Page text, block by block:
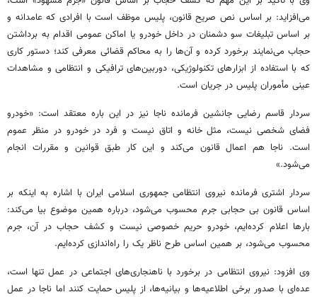
می‌افزاید: بر اساس نص صریح قانون، پلیس موظف است با افرادی که عامدانه و
بر اساس تبلیغات سودشمنان در داخل خودرو یا اماکن عمومی اقدام به برداشتن
حجاب می‌نمایند برخورد کرده و آن‌ها را به محاکم قضائی معرفی کند؛ دستور کاری
که با استفاده از ابزارهای تکنولوژیکی، دوربین‌های ترافیکی و انتظامی و مشاهدات
عینی مأموران پلیس در جریان است.
سردار قاسم رضایی جانشین فرمانده ناجا نیز در این باره معتقد است: «خودرو
فضای شخصی نیست، مثل خانه و اتاق نیست و فرد در خودرو در منظر عموم
است. ناجا هم اعمال قانون می‌کند و این کار طبق قوانین و مقررات انجام
می‌شود.»
سردار اشتری فرمانده نیروی انتظامی جمهوری اسلامی ایران با اشاره به اینکه بر
اساس قانون بی حجابی جرم محسوب می‌شود، درباره همین موضوع بیا می‌کند:
بارها اعلام کرده‌ایم، خودرو حریم خصوصی نیست و کشف حجاب در آن، جرم
محسوب می‌شود، بر همین اساس طرح ناظر یک را راه‌اندازی کرده‌ایم.
وی افزود: نیروی انتظامی در برخورد با ناهنجاری‌های اجتماعی در عمل تنها است،
عده‌ای با صدور برخی اطلاعیه‌ها و بیانیه‌ها، از پلیس حمایت کنند اما ناجا در عمل